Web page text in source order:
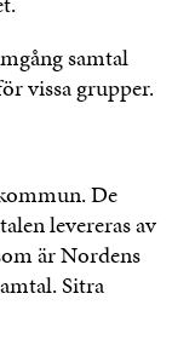
samtal
vissa grupper.
De
levereras av
är Nordens
Sitra